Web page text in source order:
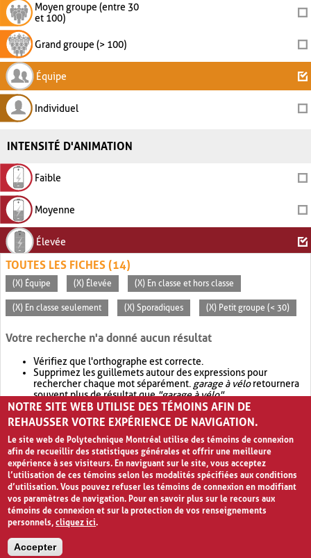
Moyen groupe (entre 30
et 100)
Grand groupe (> 100)
Équipe
Individuel
INTENSITÉ D'ANIMATION
Faible
Moyenne
Élevée
TOUTES LES FICHES (14)
(X) Équipe (X) Élevée (X) En classe et hors classe
(X) En classe seulement (X) Sporadiques (X) Petit groupe (< 30)
Votre recherche n'a donné aucun résultat
Vérifiez que l'orthographe est correcte.
Supprimez les guillemets autour des expressions pour
rechercher chaque mot séparément. garage à véloretournera
souvent plus de résultat que"garage à vélo".
Envisagez d'élargir votre recherche avec OR.garage OR vélo
retournera souvent plus de résultat quegarage à vélo
NOTRE SITE WEB UTILISE DES TÉMOINS AFIN DE
REHAUSSER VOTRE EXPÉRIENCE DE NAVIGATION.
Le site web de Polytechnique Montréal utilise des témoins de connexion
afin de recueillir des statistiques générales et offrir une meilleure
expérience à ses visiteurs. En naviguant sur le site, vous acceptez
l’utilisation de ces témoins selon les modalités spécifiées aux conditions
d’utilisation. Vous pouvez refuser les témoins de connexion en modifiant
vos paramètres de navigation. Pour en savoir plus sur le recours aux
témoins de connexion et sur la protection de vos renseignements
personnels,cliquez ici.
Accepter